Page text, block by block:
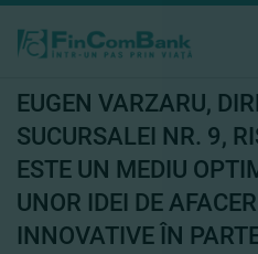
EUGEN VARZARU,
SUCURSALEI NR. 9,
ESTE UN MEDIU
UNOR IDEI DE
INNOVATIVE ÎN